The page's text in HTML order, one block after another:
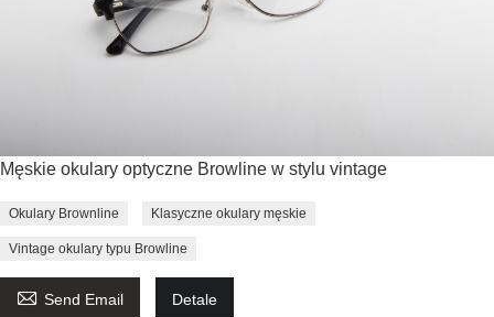
Męskie okulary optyczne Browline w stylu vintage
Okulary Brownline Klasyczne okulary męskie
Vintage okulary typu Browline
 Send Email Detale